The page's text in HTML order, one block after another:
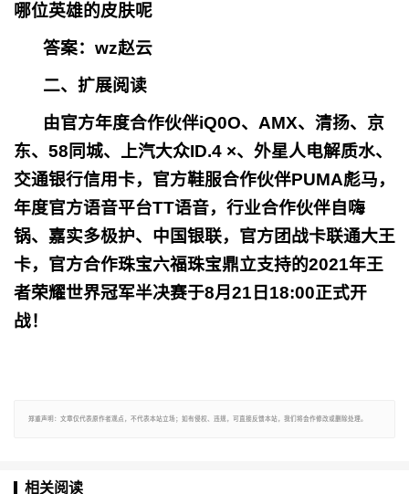
哪位英雄的皮肤呢
答案：wz赵云
二、扩展阅读
由官方年度合作伙伴iQ0O、AMX、清扬、京
东、58同城、上汽大众ID.4 ×、外星人电解质水、
交通银行信用卡，官方鞋服合作伙伴PUMA彪马，
年度官方语音平台TT语音，行业合作伙伴自嗨
锅、嘉实多极护、中国银联，官方团战卡联通大王
卡，官方合作珠宝六福珠宝鼎立支持的2021年王
者荣耀世界冠军半决赛于8月21日18:00正式开
战！
郑重声明：文章仅代表原作者观点，不代表本站立场；如有侵权、违规，可直接反馈本站，我们将会作修改或删除处理。
相关阅读